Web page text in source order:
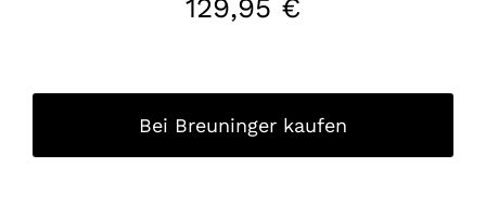
129,95 €
Bei Breuninger kaufen